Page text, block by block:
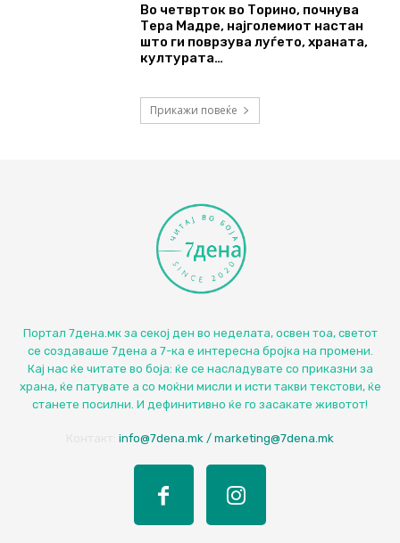
Во четврток во Торино, почнува
Тера Мадре, најголемиот настан
што ги поврзува луѓето, храната,
културата…
Прикажи повеќе
Портал 7дена.мк за секој ден во неделата, освен тоа, светот
се создаваше 7дена а 7-ка е интересна бројка на промени.
Кај нас ќе читате во боја: ќе се насладувате со приказни за
храна, ќе патувате а со моќни мисли и исти такви текстови, ќе
станете посилни. И дефинитивно ќе го засакате животот!
info@7dena.mk / marketing@7dena.mk